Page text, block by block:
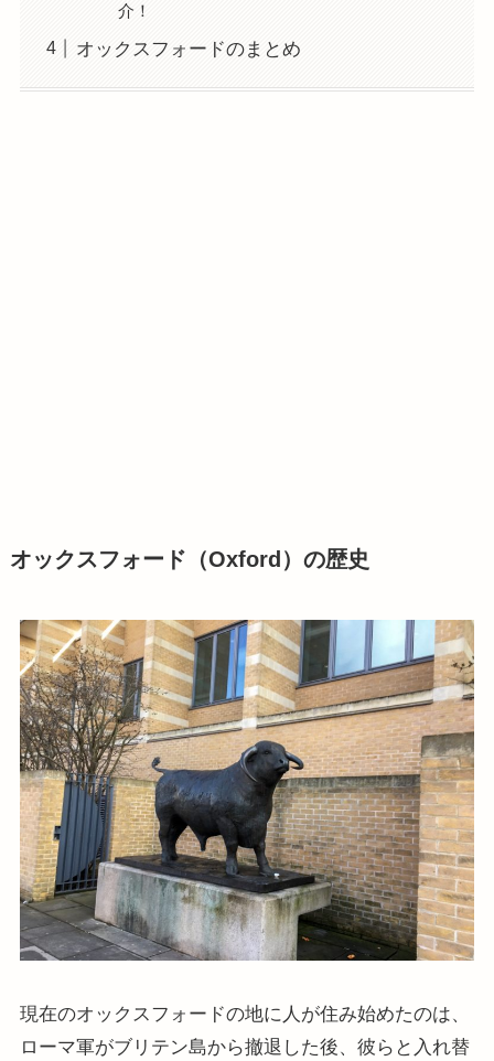
介！
オックスフォードのまとめ
オックスフォード（Oxford）の歴史
現在のオックスフォードの地に人が住み始めたのは、
ローマ軍がブリテン島から撤退した後、彼らと入れ替